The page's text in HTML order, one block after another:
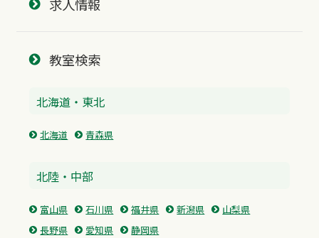
求人情報
教室検索
北海道・東北
北海道 青森県
北陸・中部
富山県 石川県 福井県 新潟県
山梨県
長野県
愛知県 静岡県